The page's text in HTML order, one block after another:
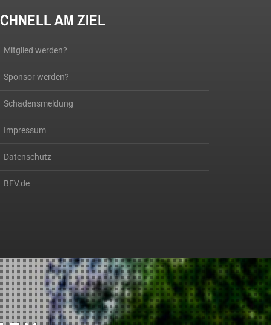
AM ZIEL
Mitglied werden?
Sponsor werden?
Schadensmeldung
Impressum
Datenschutz
BFV.de